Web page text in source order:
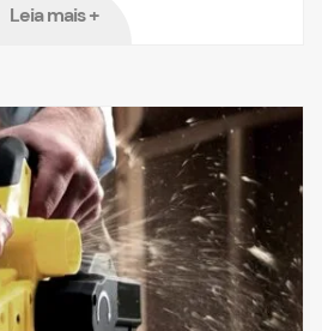
Leia mais +